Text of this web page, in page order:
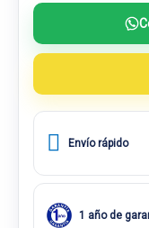
Envío rápido
1 año de